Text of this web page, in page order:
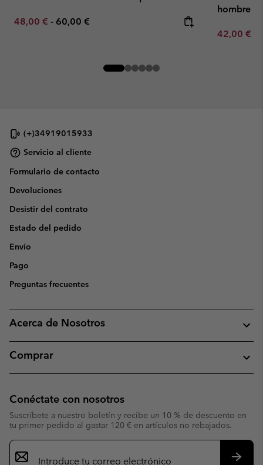
Minimum sale price:
48,00 € - Maximum price:
60,00 €
hombre
Minimum
42,00 €
(+)34919015933
Servicio al cliente
Formulario de contacto
Devoluciones
Desistir del contrato
Estado del pedido
Envío
Pago
Preguntas frecuentes
Acerca de Nosotros
Comprar
Conéctate con nosotros
Suscríbete a nuestro boletín y recibe un 10 % de descuento en
tu primer pedido al gastar 120 € en artículos no rebajados.
Suscripción
de